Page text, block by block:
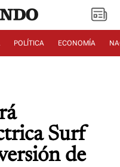
POLÍTICA ECONOMÍA
Surf
de